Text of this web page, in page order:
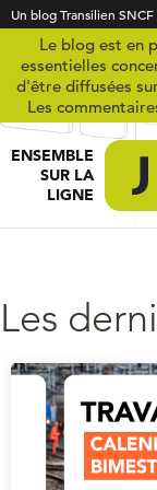
Un blog Transilien
Le blog est en
essentielles
d'être diffusées
Les
ENSEMBLE
SUR LA
LIGNE
Les